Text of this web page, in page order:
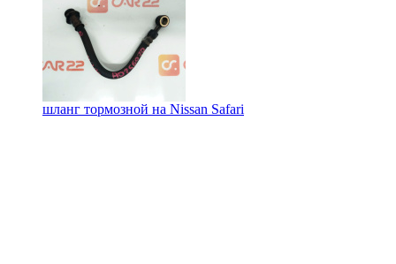
шланг тормозной на Nissan Safari